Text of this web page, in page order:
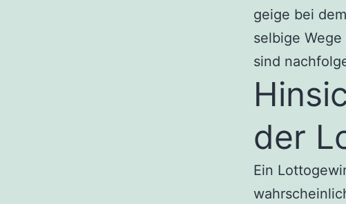
geige bei
selbige
sind
der
Ein